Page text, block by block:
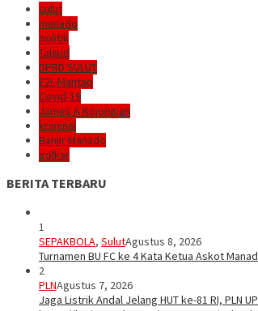
sulut
manado
politik
Talaud
DPRD SULUT
E2L-Mantap
Covid-19
James A Kojongian
kriminal
Banjir Manado
golkar
BERITA TERBARU
1
SEPAKBOLA, SulutAgustus 8, 2026
Turnamen BU FC ke 4 Kata Ketua Askot
2
PLNAgustus 7, 2026
Jaga Listrik Andal Jelang HUT ke-81 RI, PLN